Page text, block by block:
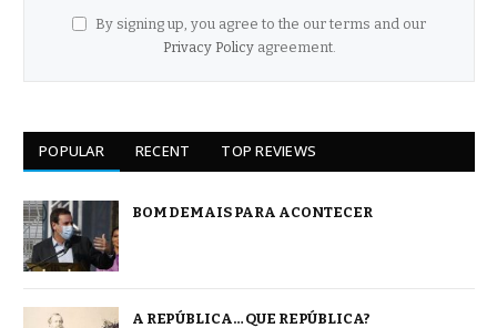
By signing up, you agree to the our terms and our
Privacy Policyagreement.
POPULAR RECENT TOP REVIEWS
BOM DEMAIS PARA ACONTECER
A REPÚBLICA… QUE REPÚBLICA?